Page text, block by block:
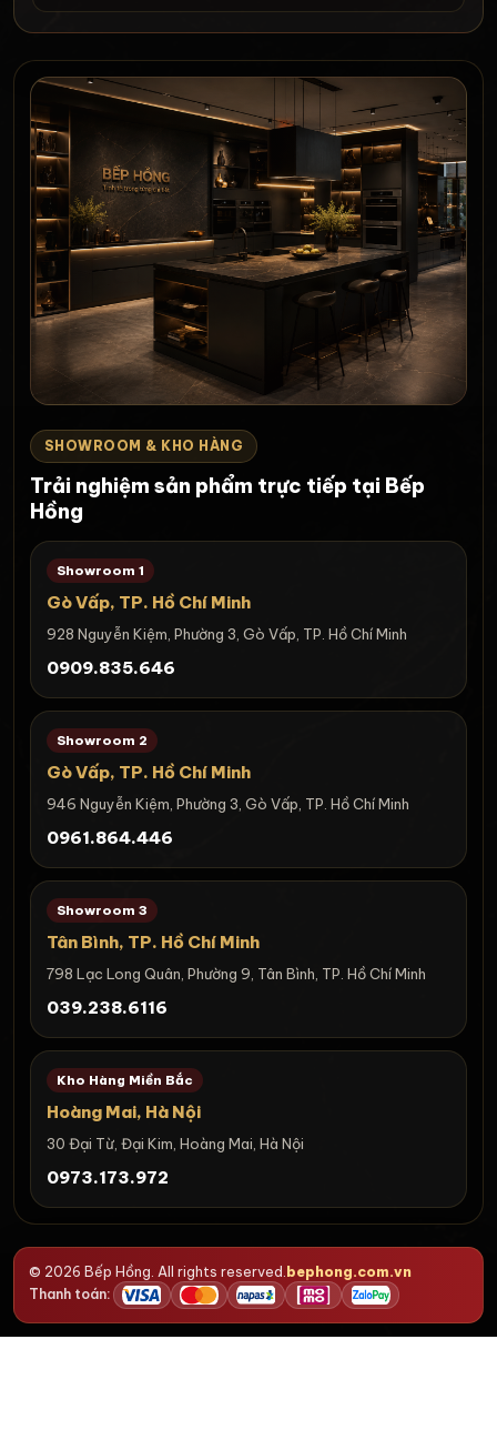
SHOWROOM & KHO HÀNG
Trải nghiệm sản phẩm trực tiếp tại Bếp
Hồng
Showroom 1
Gò Vấp, TP. Hồ Chí Minh
928 Nguyễn Kiệm, Phường 3, Gò Vấp, TP. Hồ Chí Minh
0909.835.646
Showroom 2
Gò Vấp, TP. Hồ Chí Minh
946 Nguyễn Kiệm, Phường 3, Gò Vấp, TP. Hồ Chí Minh
0961.864.446
Showroom 3
Tân Bình, TP. Hồ Chí Minh
798 Lạc Long Quân, Phường 9, Tân Bình, TP. Hồ Chí Minh
039.238.6116
Kho Hàng Miền Bắc
Hoàng Mai, Hà Nội
30 Đại Từ, Đại Kim, Hoàng Mai, Hà Nội
0973.173.972
© 2026 Bếp Hồng. All rights reserved. bephong.com.vn
Thanh toán: